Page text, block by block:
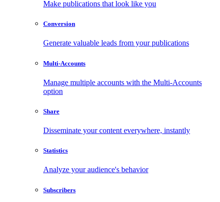
Make publications that look like you
Conversion
Generate valuable leads from your publications
Multi-Accounts
Manage multiple accounts with the Multi-Accounts
option
Share
Disseminate your content everywhere, instantly
Statistics
Analyze your audience's behavior
Subscribers